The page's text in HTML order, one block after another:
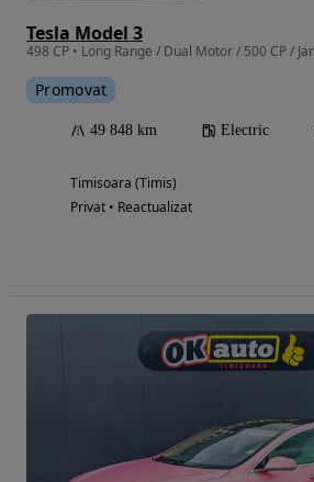
Tesla Model 3
498 CP • Long Range / Dual Motor / 500 CP /
Promovat
49 848 km Electric
Timisoara (Timis)
Privat • Reactualizat